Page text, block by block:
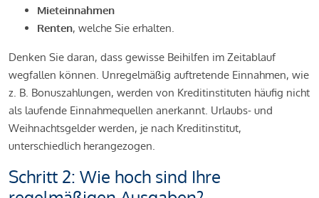
Mieteinnahmen
Renten, welche Sie erhalten.
Denken Sie daran, dass gewisse Beihilfen im Zeitablauf
wegfallen können. Unregelmäßig auftretende Einnahmen, wie
z. B. Bonuszahlungen, werden von Kreditinstituten häufig nicht
als laufende Einnahmequellen anerkannt. Urlaubs- und
Weihnachtsgelder werden, je nach Kreditinstitut,
unterschiedlich herangezogen.
Schritt 2: Wie hoch sind Ihre